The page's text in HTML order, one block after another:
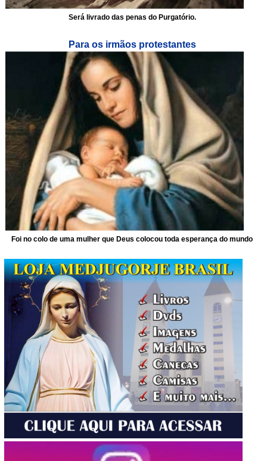
Será livrado das penas do Purgatório.
Para os irmãos protestantes
Foi no colo de uma mulher que Deus colocou toda esperança do mundo